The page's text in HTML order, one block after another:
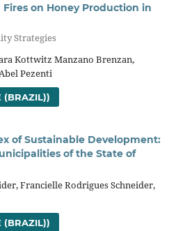
on Honey Production in
Strategies
Kottwitz Manzano Brenzan,
Pezenti
(BRAZIL))
of Sustainable Development:
of the State of
Francielle Rodrigues Schneider,
(BRAZIL))